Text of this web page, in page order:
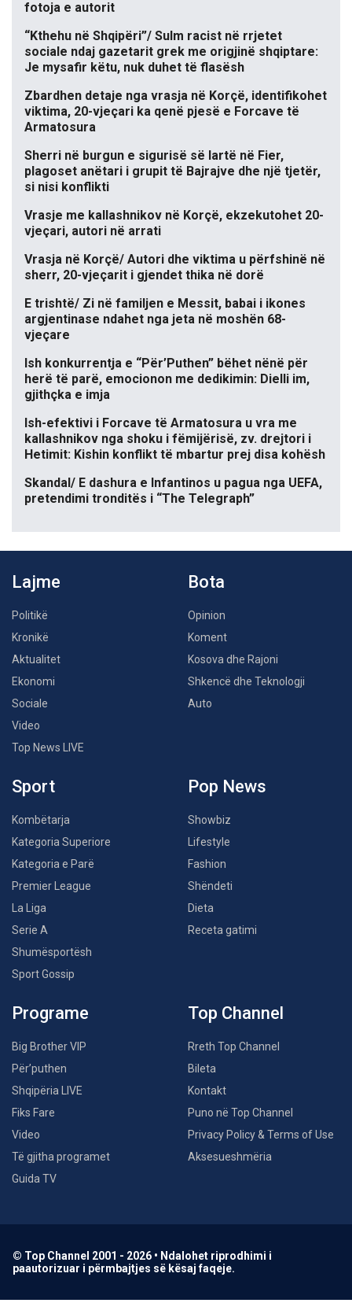
fotoja e autorit
“Kthehu në Shqipëri”/ Sulm racist në rrjetet
sociale ndaj gazetarit grek me origjinë shqiptare:
Je mysafir këtu, nuk duhet të flasësh
Zbardhen detaje nga vrasja në Korçë, identifikohet
viktima, 20-vjeçari ka qenë pjesë e Forcave të
Armatosura
Sherri në burgun e sigurisë së lartë në Fier,
plagoset anëtari i grupit të Bajrajve dhe një tjetër,
si nisi konflikti
Vrasje me kallashnikov në Korçë, ekzekutohet 20-
vjeçari, autori në arrati
Vrasja në Korçë/ Autori dhe viktima u përfshinë në
sherr, 20-vjeçarit i gjendet thika në dorë
E trishtë/ Zi në familjen e Messit, babai i ikones
argjentinase ndahet nga jeta në moshën 68-
vjeçare
Ish konkurrentja e “Për’Puthen” bëhet nënë për
herë të parë, emocionon me dedikimin: Dielli im,
gjithçka e imja
Ish-efektivi i Forcave të Armatosura u vra me
kallashnikov nga shoku i fëmijërisë, zv. drejtori i
Hetimit: Kishin konflikt të mbartur prej disa kohësh
Skandal/ E dashura e Infantinos u pagua nga UEFA,
pretendimi tronditës i “The Telegraph”
Lajme
Politikë
Kronikë
Aktualitet
Ekonomi
Sociale
Video
Top News LIVE
Bota
Opinion
Koment
Kosova dhe Rajoni
Shkencë dhe Teknologji
Auto
Sport
Kombëtarja
Kategoria Superiore
Kategoria e Parë
Premier League
La Liga
Serie A
Shumësportësh
Sport Gossip
Pop News
Showbiz
Lifestyle
Fashion
Shëndeti
Dieta
Receta gatimi
Programe
Big Brother VIP
Për’puthen
Shqipëria LIVE
Fiks Fare
Video
Të gjitha programet
Guida TV
Top Channel
Rreth Top Channel
Bileta
Kontakt
Puno në Top Channel
Privacy Policy & Terms of Use
Aksesueshmëria
© Top Channel 2001 - 2026 • Ndalohet riprodhimi i
paautorizuar i përmbajtjes së kësaj faqeje.